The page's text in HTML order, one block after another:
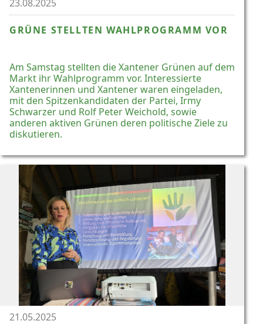
23.08.2025
GRÜNE STELLTEN WAHLPROGRAMM VOR
Am Samstag stellten die Xantener Grünen auf dem
Markt ihr Wahlprogramm vor. Interessierte
Xantenerinnen und Xantener waren eingeladen,
mit den Spitzenkandidaten der Partei, Irmy
Schwarzer und Rolf Peter Weichold, sowie
anderen aktiven Grünen deren politische Ziele zu
diskutieren.
21.05.2025